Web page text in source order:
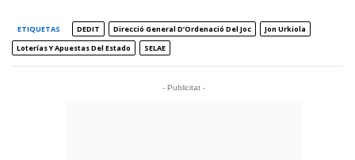
ETIQUETAS DEDIT Direcció General D’Ordenació Del Joc
Jon Urkiola
Loterías Y Apuestas Del Estado
SELAE
- Publicitat -